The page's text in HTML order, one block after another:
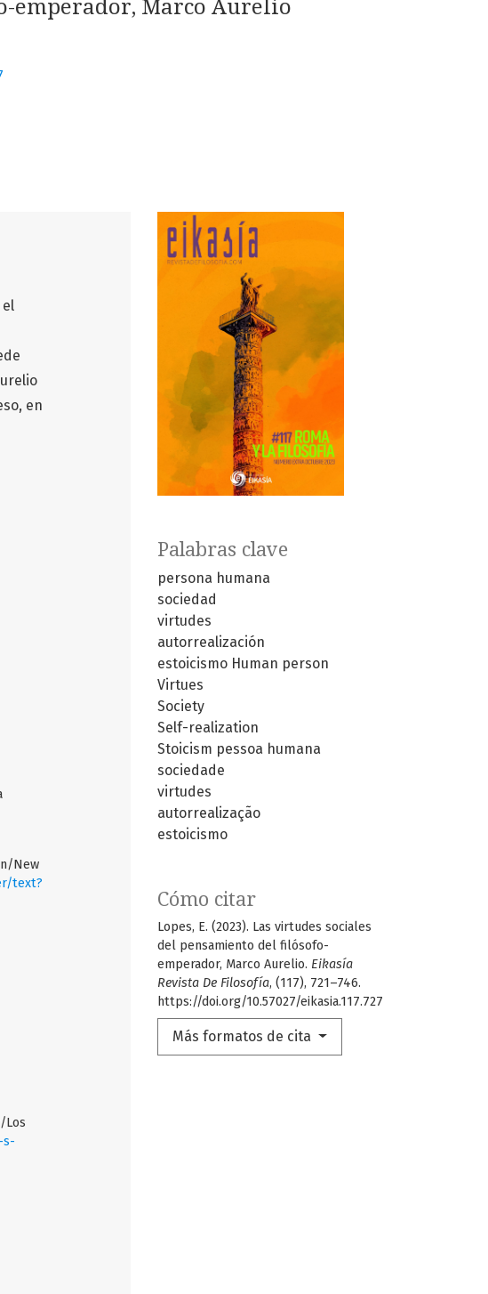
emperador, Marco Aurelio
Palabras clave
persona humana
sociedad
virtudes
autorrealización
estoicismo Human person
Virtues
Society
Self-realization
Stoicism pessoa humana
sociedade
virtudes
autorrealização
estoicismo
Cómo citar
Lopes, E. (2023). Las virtudes sociales
del pensamiento del filósofo-
emperador, Marco Aurelio. Eikasía
Revista De Filosofía, (117), 721–746.
https://doi.org/10.57027/eikasia.117.727
Más formatos de cita
en
New
text?
Los
s-